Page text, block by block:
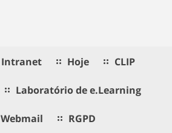
Intranet Hoje CLIP
Laboratório de e.Learning
Webmail RGPD